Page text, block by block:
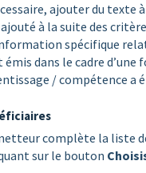
ajouter du texte
à la suite des
spécifique
émis dans le cadre
/ compétence a
complète la liste
sur le bouton